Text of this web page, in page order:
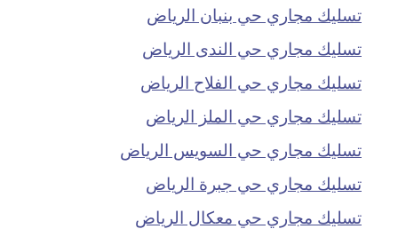
تسليك مجاري حي بنبان الرياض
تسليك مجاري حي الندى الرياض
تسليك مجاري حي الفلاح الرياض
تسليك مجاري حي الملز الرياض
تسليك مجاري حي السويس الرياض
تسليك مجاري حي جبرة الرياض
تسليك مجاري حي معكال الرياض